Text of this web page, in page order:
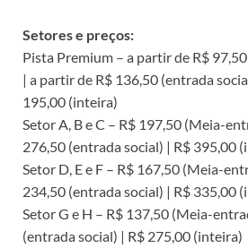
Setores e preços:
Pista Premium – a partir de R$
| a partir de R$ 136,50 (entrada
195,00 (inteira)
Setor A, B e C – R$ 197,50 (Meia-
276,50 (entrada social) | R$ 395,00
Setor D, E e F – R$ 167,50 (Meia-
234,50 (entrada social) | R$ 335,00
Setor G e H – R$ 137,50 (Meia-
(entrada social) | R$ 275,00 (inteira)